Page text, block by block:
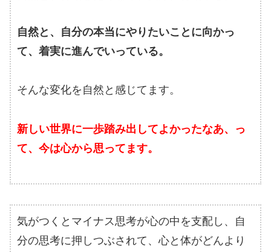
自然と、自分の本当にやりたいことに向かっ
て、着実に進んでいっている。
そんな変化を自然と感じてます。
新しい世界に一歩踏み出してよかったなあ、っ
て、今は心から思ってます。
気がつくとマイナス思考が心の中を支配し、自
分の思考に押しつぶされて、心と体がどんより